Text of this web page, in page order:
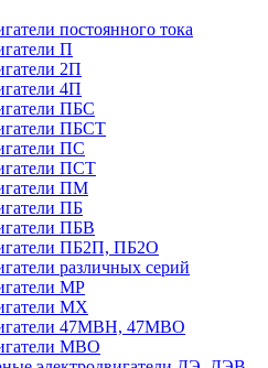
постоянного тока
П
2П
4П
ПБС
ПБСТ
ПС
ПСТ
ПМ
ПБ
ПБВ
ПБ2П, ПБ2О
различных серий
МР
MX
47MBH, 47МВО
MBO